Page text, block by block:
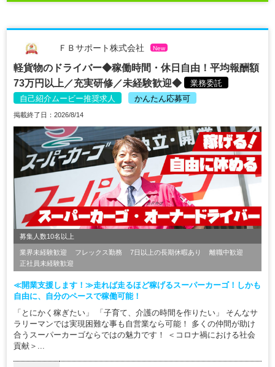
ＦＢサポート株式会社 New
軽貨物のドライバー◆稼働時間・休日自由！平均報酬額
73万円以上／充実研修／未経験歓迎◆
業務委託
自己紹介ムービー推奨求人
かんたん応募可
掲載終了日：2026/8/14
募集人数10名以上
業界未経験歓迎 フレックス勤務 7日以上の長期休暇あり
離職中歓迎
正社員未経験歓迎
≪開業支援します！≫走れば走るほど稼げるスーパーカーゴ！しかも
自由に、自分のペースで稼働可能！
「とにかく稼ぎたい」 「子育て、介護の時間を作りたい」 そんなサ
ラリーマンでは実現困難な事も自営業なら可能！ 多くの仲間が助け
合うスーパーカーゴならではの魅力です！ ＜コロナ禍における社会
貢献＞...